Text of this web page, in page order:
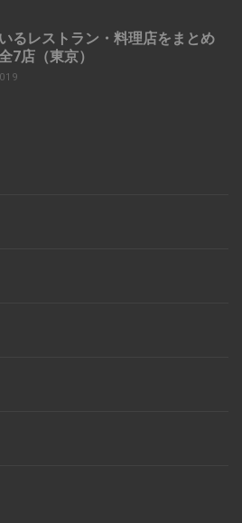
るレストラン・料理店をまとめ
7店（東京）